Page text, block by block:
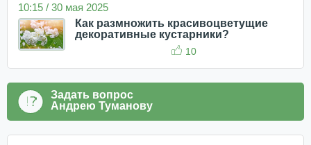
10:15 / 30 мая 2025
Как размножить красивоцветущие
декоративные кустарники?
10
Задать вопрос
Андрею Туманову